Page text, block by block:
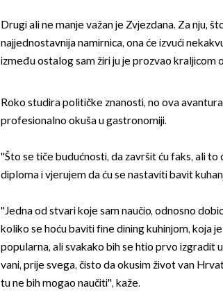
Drugi ali ne manje važan je Zvjezdana. Za nju,
najjednostavnija namirnica, ona će izvući
između ostalog sam žiri ju je prozvao kraljicom
Roko studira političke znanosti, no ova
profesionalno okuša u gastronomiji.
''Što se tiče budućnosti, da završit ću faks, ali
diploma i vjerujem da ću se nastaviti bavit
''Jedna od stvari koje sam naučio, odnosno
koliko se hoću baviti fine dining kuhinjom, koja
popularna, ali svakako bih se htio prvo izgradit
vani, prije svega, čisto da okusim život van
tu ne bih mogao naučiti'', kaže.